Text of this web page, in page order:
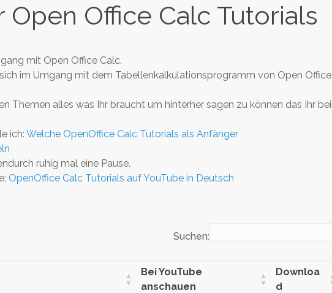
Office Calc Tutorials
mit Open Office Calc.
im Umgang mit dem Tabellenkalkulationsprogramm von Open Office
Themen alles was Ihr braucht um hinterher sagen zu können das Ihr bei
ich: Welche OpenOffice Calc Tutorials als Anfänger
ruhig mal eine Pause.
OpenOffice Calc Tutorials auf YouTube in Deutsch
Suchen:
Bei YouTube
anschauen
Downloa
d